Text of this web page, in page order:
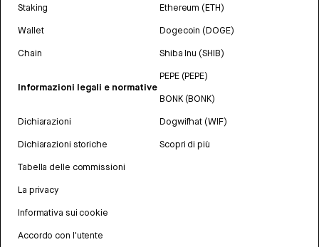
Staking
Wallet
Chain
Informazioni legali e normative
Dichiarazioni
Dichiarazioni storiche
Tabella delle commissioni
La privacy
Informativa sui cookie
Accordo con l'utente
Ethereum (ETH)
Dogecoin (DOGE)
Shiba Inu (SHIB)
PEPE (PEPE)
BONK (BONK)
Dogwifhat (WIF)
Scopri di più